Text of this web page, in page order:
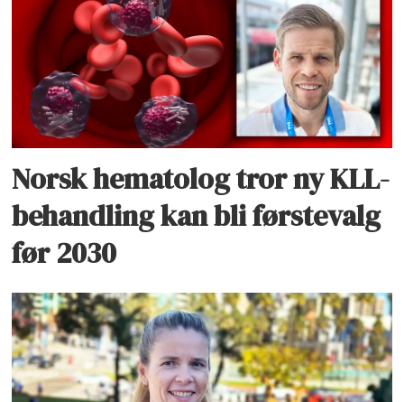
Norsk hematolog tror ny KLL-
behandling kan bli førstevalg
før 2030